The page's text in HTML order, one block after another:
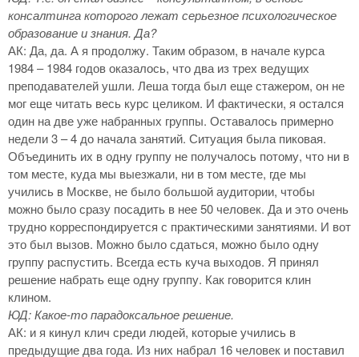
консалтинга которого лежат серьезное психологическое
образование и знания. Да?
АК: Да, да. А я продолжу. Таким образом, в начале курса
1984 – 1984 годов оказалось, что два из трех ведущих
преподавателей ушли. Леша тогда был еще стажером, он не
мог еще читать весь курс целиком. И фактически, я остался
один на две уже набранных группы. Оставалось примерно
недели 3 – 4 до начала занятий. Ситуация была пиковая.
Объединить их в одну группу не получалось потому, что ни в
том месте, куда мы выезжали, ни в том месте, где мы
учились в Москве, не было большой аудитории, чтобы
можно было сразу посадить в нее 50 человек. Да и это очень
трудно корреспондируется с практическими занятиями. И вот
это был вызов. Можно было сдаться, можно было одну
группу распустить. Всегда есть куча выходов. Я принял
решение набрать еще одну группу. Как говорится клин
клином.
ЮД: Какое-то парадоксальное решение.
АК: и я кинул клич среди людей, которые учились в
предыдущие два года. Из них набрал 16 человек и поставил